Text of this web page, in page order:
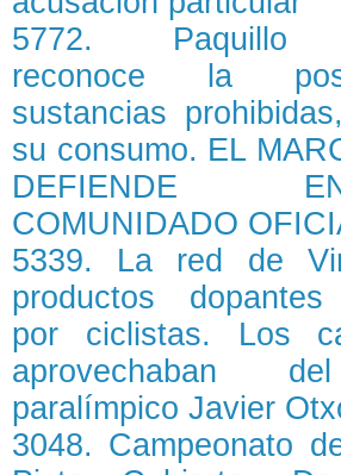
5772. Paquillo
reconoce la
sustancias
su consumo. EL
DEFIENDE
COMUNIDADO
5339. La red de
productos dopantes
por ciclistas. Los
aprovechaban
paralímpico Javier
3048. Campeonato